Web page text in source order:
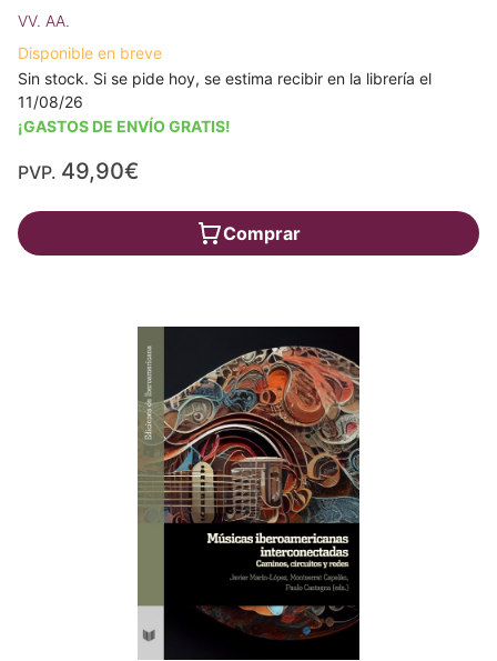
VV. AA.
Disponible en breve
Sin stock. Si se pide hoy, se estima recibir en la librería el
11/08/26
¡GASTOS DE ENVÍO GRATIS!
PVP. 49,90€
Comprar